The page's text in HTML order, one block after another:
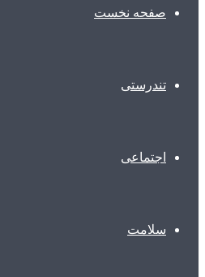
صفحه نخست
تندرستی
اجتماعی
سلامت